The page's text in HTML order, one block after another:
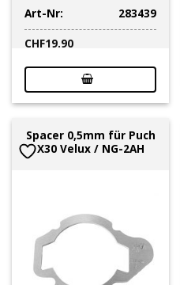
Art-Nr:
283439
CHF19.90
Spacer 0,5mm für Puch
X30 Velux / NG-2AH